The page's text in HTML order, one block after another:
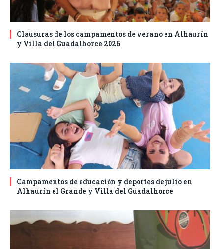
Clausuras de los campamentos de verano en Alhaurín
y Villa del Guadalhorce 2026
Campamentos de educación y deportes de julio en
Alhaurín el Grande y Villa del Guadalhorce